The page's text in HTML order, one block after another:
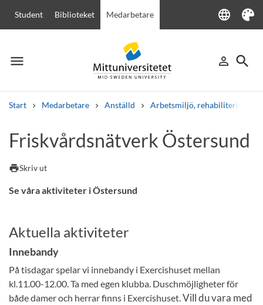
Student Biblioteket Medarbetare language
Language
Tema
menu
Meny person_outline
Logga in
search
Sök
Start Medarbetare Anställd Arbetsmiljö, rehabilitering och
Andra söktjänster
Kurser och program
Friskvårdsnätverk Östersund
printSkriv ut
Se våra aktiviteter i Östersund
Aktuella aktiviteter
Innebandy
På tisdagar spelar vi innebandy i Exercishuset mellan
kl.11.00-12.00. Ta med egen klubba. Duschmöjligheter för
både damer och herrar finns i Exercishuset.Vill du vara med